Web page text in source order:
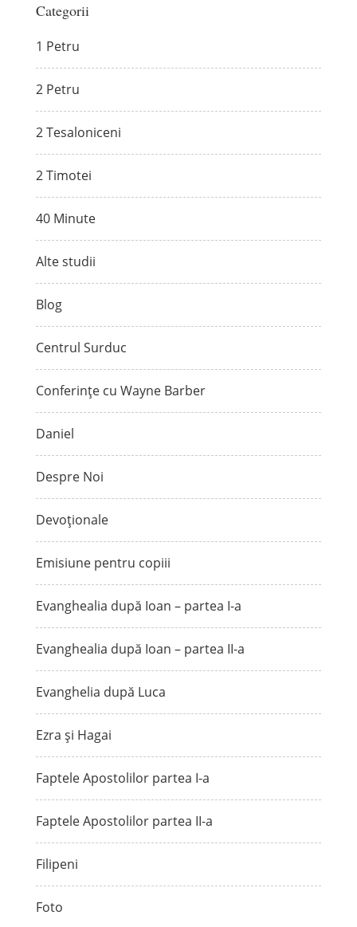
Categorii
1 Petru
2 Petru
2 Tesaloniceni
2 Timotei
40 Minute
Alte studii
Blog
Centrul Surduc
Conferințe cu Wayne Barber
Daniel
Despre Noi
Devoționale
Emisiune pentru copiii
Evanghealia după Ioan – partea I-a
Evanghealia după Ioan – partea II-a
Evanghelia după Luca
Ezra și Hagai
Faptele Apostolilor partea I-a
Faptele Apostolilor partea II-a
Filipeni
Foto